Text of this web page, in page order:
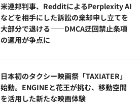
米連邦判事、RedditによるPerplexity AI
などを相手にした訴訟の棄却申し立てを
大部分で退ける——DMCA迂回禁止条項
の適用が争点に
日本初のタクシー映画祭「TAXIATER」
始動。ENGINEと花王が挑む、移動空間
を活用した新たな映画体験